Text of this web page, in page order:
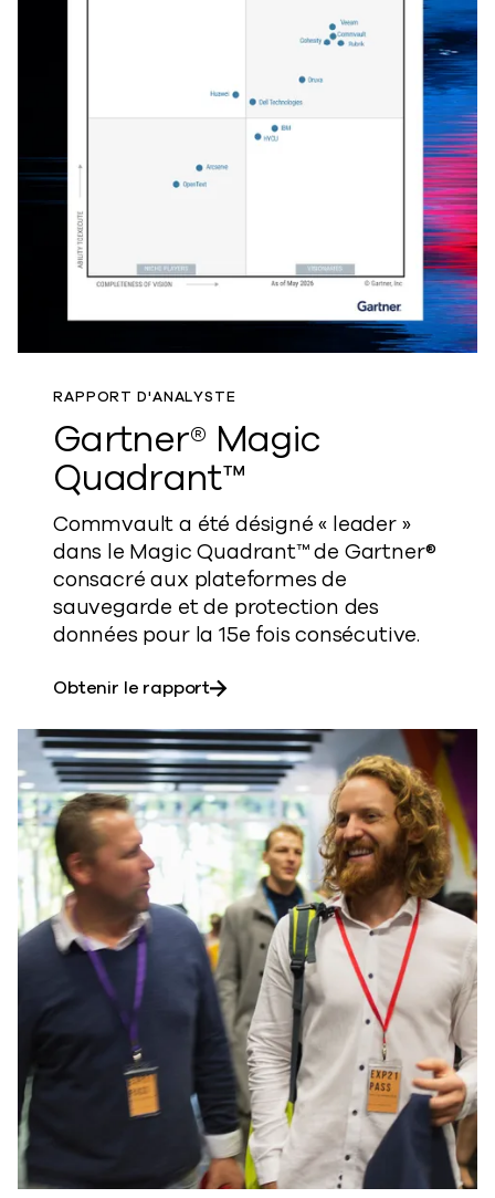
RAPPORT D'ANALYSTE
Gartner® Magic
Quadrant™
Commvault a été désigné « leader »
dans le Magic Quadrant™ de Gartner®
consacré aux plateformes de
sauvegarde et de protection des
données pour la 15e fois consécutive.​
Obtenir le rapportsur le Gartner® Magic